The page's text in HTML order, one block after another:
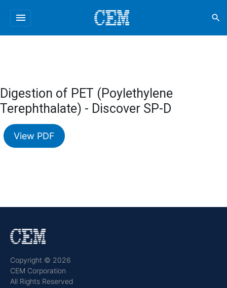
menu search
Digestion of PET (Poylethylene
Terephthalate) - Discover SP-D
View PDF
Copyright © 2026
CEM Corporation
All Rights Reserved